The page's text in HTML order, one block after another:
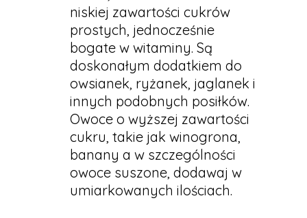
niskiej zawartości cukrów
prostych, jednocześnie
bogate w witaminy. Są
doskonałym dodatkiem do
owsianek, ryżanek, jaglanek i
innych podobnych posiłków.
Owoce o wyższej zawartości
cukru, takie jak winogrona,
banany a w szczególności
owoce suszone, dodawaj w
umiarkowanych ilościach.